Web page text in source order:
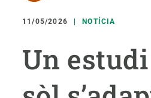
11/05/2026 NOTÍCIA
Un
institucional